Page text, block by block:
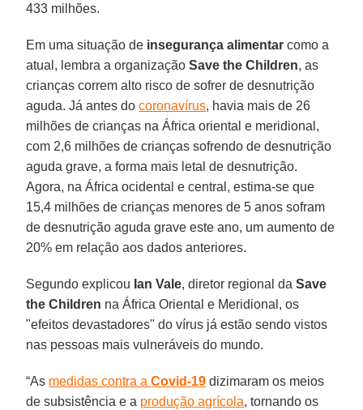
433 milhões.
Em uma situação de insegurança alimentar como a
atual, lembra a organizaçãoSave the Children, as
crianças correm alto risco de sofrer de desnutrição
aguda. Já antes docoronavírus, havia mais de 26
milhões de crianças na África oriental e meridional,
com 2,6 milhões de crianças sofrendo de desnutrição
aguda grave, a forma mais letal de desnutrição.
Agora, na África ocidental e central, estima-se que
15,4 milhões de crianças menores de 5 anos sofram
de desnutrição aguda grave este ano, um aumento de
20% em relação aos dados anteriores.
Segundo explicou Ian Vale, diretor regional daSave
the Children na África Oriental e Meridional, os
"efeitos devastadores" do vírus já estão sendo vistos
nas pessoas mais vulneráveis do mundo.
“As medidas contra aCovid-19 dizimaram os meios
de subsistência e a produção agrícola, tornando os